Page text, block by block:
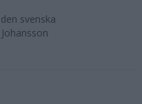
svenska